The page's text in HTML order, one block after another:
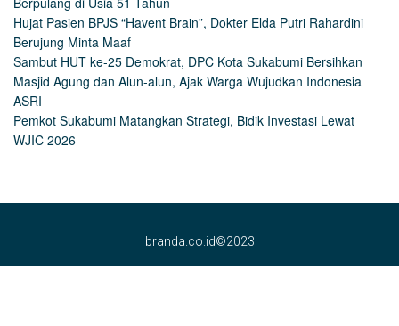
Hujat Pasien BPJS “Havent Brain”, Dokter Elda Putri Rahardini
Berujung Minta Maaf
Sambut HUT ke-25 Demokrat, DPC Kota Sukabumi Bersihkan
Masjid Agung dan Alun-alun, Ajak Warga Wujudkan Indonesia
ASRI
Pemkot Sukabumi Matangkan Strategi, Bidik Investasi Lewat
WJIC 2026
branda.co.id©2023